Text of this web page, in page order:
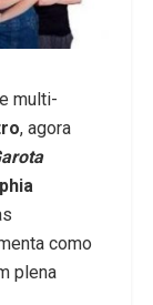
multi-
, agora
como
plena